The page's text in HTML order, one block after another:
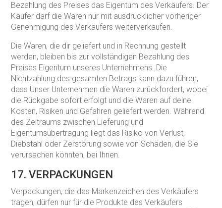
Bezahlung des Preises das Eigentum des Verkäufers. Der
Käufer darf die Waren nur mit ausdrücklicher vorheriger
Genehmigung des Verkäufers weiterverkaufen.
Die Waren, die dir geliefert und in Rechnung gestellt
werden, bleiben bis zur vollständigen Bezahlung des
Preises Eigentum unseres Unternehmens. Die
Nichtzahlung des gesamten Betrags kann dazu führen,
dass Unser Unternehmen die Waren zurückfordert, wobei
die Rückgabe sofort erfolgt und die Waren auf deine
Kosten, Risiken und Gefahren geliefert werden. Während
des Zeitraums zwischen Lieferung und
Eigentumsübertragung liegt das Risiko von Verlust,
Diebstahl oder Zerstörung sowie von Schäden, die Sie
verursachen könnten, bei Ihnen.
17. VERPACKUNGEN
Verpackungen, die das Markenzeichen des Verkäufers
tragen, dürfen nur für die Produkte des Verkäufers